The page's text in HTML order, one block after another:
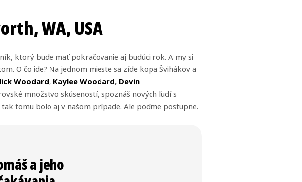
WA, USA
ktorý bude mať pokračovanie aj budúci rok. A my si
O čo ide? Na jednom mieste sa zíde kopa Švihákov a
Woodard, Kaylee Woodard, Devin
množstvo skúseností, spoznáš nových ľudí s
tomu bolo aj v našom prípade. Ale poďme postupne.
a jeho